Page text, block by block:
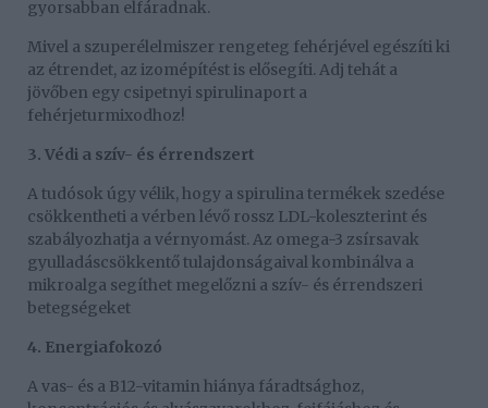
gyorsabban elfáradnak.
Mivel a szuperélelmiszer rengeteg fehérjével egészíti ki
az étrendet, az izomépítést is elősegíti. Adj tehát a
jövőben egy csipetnyi spirulinaport a
fehérjeturmixodhoz!
3. Védi a szív- és érrendszert
A tudósok úgy vélik, hogy a spirulina termékek szedése
csökkentheti a vérben lévő rossz LDL-koleszterint és
szabályozhatja a vérnyomást. Az omega-3 zsírsavak
gyulladáscsökkentő tulajdonságaival kombinálva a
mikroalga segíthet megelőzni a szív- és érrendszeri
betegségeket
4. Energiafokozó
A vas- és a B12-vitamin hiánya fáradtsághoz,